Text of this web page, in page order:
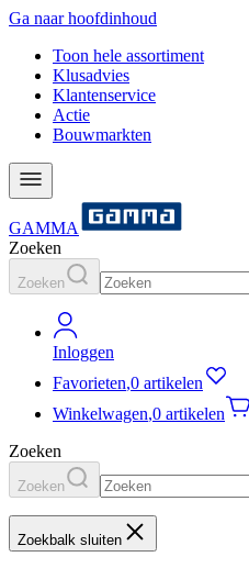
Ga naar hoofdinhoud
Toon hele assortiment
Klusadvies
Klantenservice
Actie
Bouwmarkten
GAMMA
Zoeken
Zoeken
Inloggen
Favorieten,0 artikelen
Winkelwagen,0 artikelen
Zoeken
Zoeken
Zoekbalk sluiten